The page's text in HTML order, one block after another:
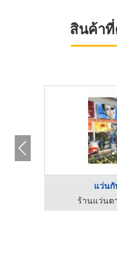
สินค้า
แว่น
ร้านแว่นต